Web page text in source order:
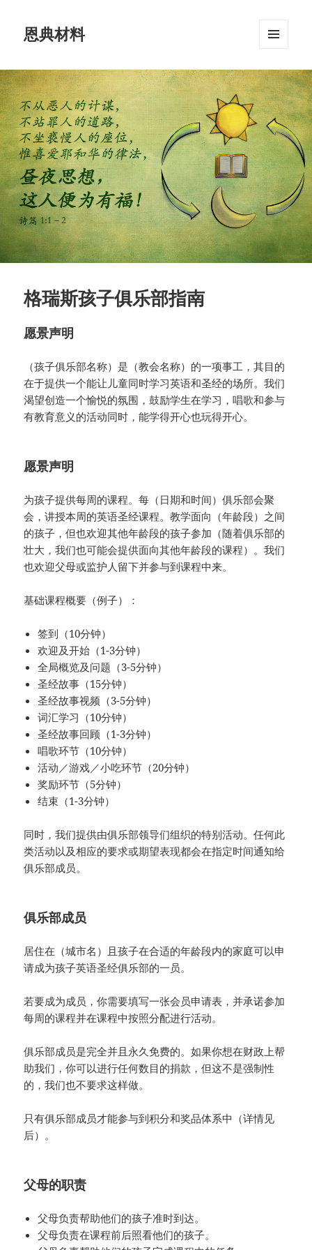
恩典材料
挂件
格瑞斯孩子俱乐部指南
愿景声明
（孩子俱乐部名称）是（教会名称）的一项事工，其目的
在于提供一个能让儿童同时学习英语和圣经的场所。我们
渴望创造一个愉悦的氛围，鼓励学生在学习，唱歌和参与
有教育意义的活动同时，能学得开心也玩得开心。
愿景声明
为孩子提供每周的课程。每（日期和时间）俱乐部会聚
会，讲授本周的英语圣经课程。教学面向（年龄段）之间
的孩子，但也欢迎其他年龄段的孩子参加（随着俱乐部的
壮大，我们也可能会提供面向其他年龄段的课程）。我们
也欢迎父母或监护人留下并参与到课程中来。
基础课程概要（例子）：
签到（10分钟）
欢迎及开始（1-3分钟）
全局概览及问题（3-5分钟）
圣经故事（15分钟）
圣经故事视频（3-5分钟）
词汇学习（10分钟）
圣经故事回顾（1-3分钟）
唱歌环节（10分钟）
活动／游戏／小吃环节（20分钟）
奖励环节（5分钟）
结束（1-3分钟）
同时，我们提供由俱乐部领导们组织的特别活动。任何此
类活动以及相应的要求或期望表现都会在指定时间通知给
俱乐部成员。
俱乐部成员
居住在（城市名）且孩子在合适的年龄段内的家庭可以申
请成为孩子英语圣经俱乐部的一员。
若要成为成员，你需要填写一张会员申请表，并承诺参加
每周的课程并在课程中按照分配进行活动。
俱乐部成员是完全并且永久免费的。如果你想在财政上帮
助我们，你可以进行任何数目的捐款，但这不是强制性
的，我们也不要求这样做。
只有俱乐部成员才能参与到积分和奖品体系中（详情见
后）。
父母的职责
父母负责帮助他们的孩子准时到达。
父母负责在课程前后照看他们的孩子。